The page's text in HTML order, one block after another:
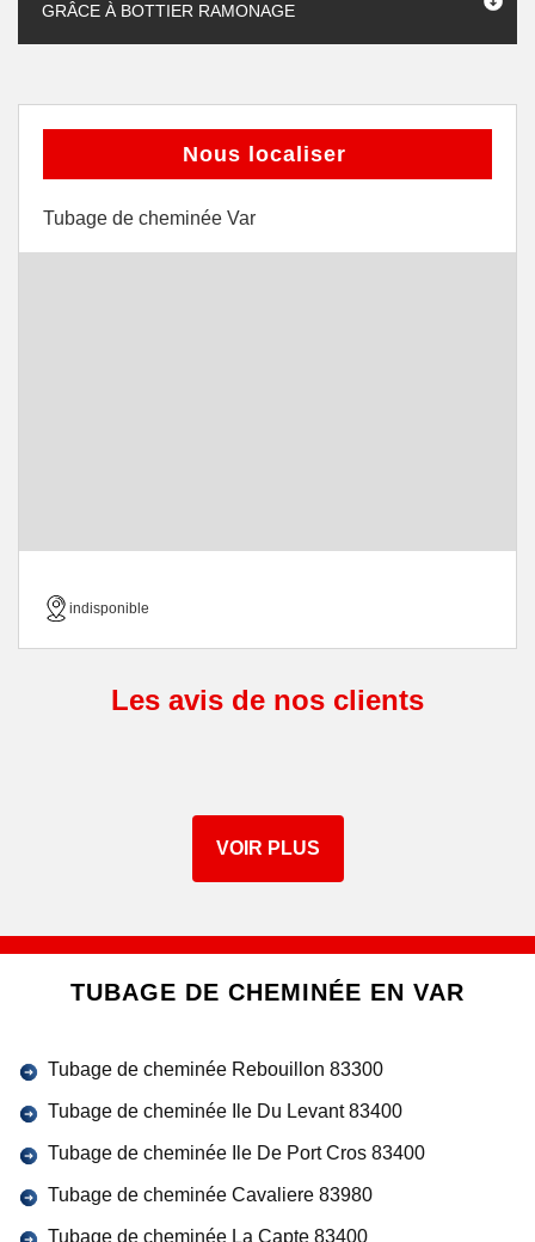
GRÂCE À BOTTIER RAMONAGE
Nous localiser
Tubage de cheminée Var
indisponible
Les avis de nos clients
VOIR PLUS
TUBAGE DE CHEMINÉE EN VAR
Tubage de cheminée Rebouillon 83300
Tubage de cheminée Ile Du Levant 83400
Tubage de cheminée Ile De Port Cros 83400
Tubage de cheminée Cavaliere 83980
Tubage de cheminée La Capte 83400